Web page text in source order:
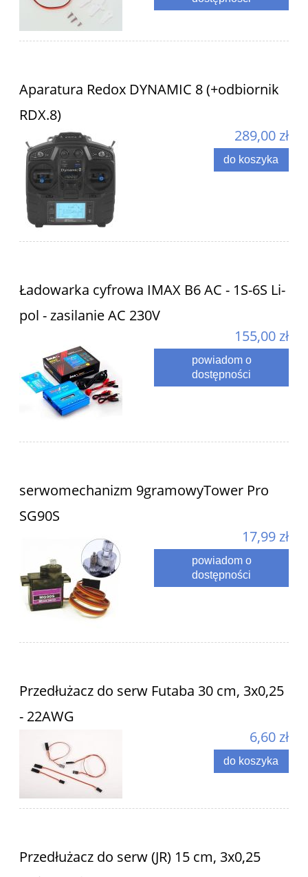
Aparatura Redox DYNAMIC 8 (+odbiornik
RDX.8)
289,00 zł
do koszyka
Ładowarka cyfrowa IMAX B6 AC - 1S-6S Li-
pol - zasilanie AC 230V
155,00 zł
powiadom o
dostępności
serwomechanizm 9gramowyTower Pro
SG90S
17,99 zł
powiadom o
dostępności
Przedłużacz do serw Futaba 30 cm, 3x0,25
- 22AWG
6,60 zł
do koszyka
Przedłużacz do serw (JR) 15 cm, 3x0,25